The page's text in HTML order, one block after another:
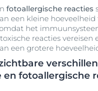
fotoallergische reacties
een kleine
het
reacties vereisen
een grotere
fotoallergische